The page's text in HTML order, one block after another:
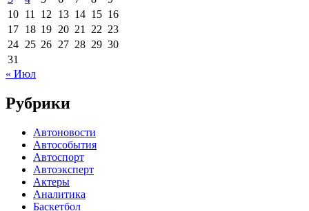
10 11 12 13 14 15 16
17 18 19 20 21 22 23
24 25 26 27 28 29 30
31
« Июл
Рубрики
Автоновости
Автособытия
Автоспорт
Автоэксперт
Актеры
Аналитика
Баскетбол